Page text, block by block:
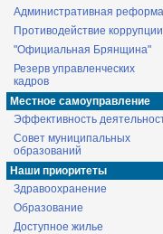
Административная реформа
Противодействие коррупции
"Официальная Брянщина"
Резерв управленческих
кадров
Местное самоуправление
Эффективность
Совет муниципальных
образований
Наши приоритеты
Здравоохранение
Образование
Доступное жилье